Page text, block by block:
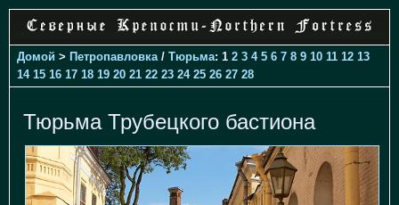
Домой > Петропавловка / Тюрьма: 1 2 3 4 5 6 7 8 9 10 11 12 13
14 15 16 17 18 19 20 21 22 23 24 25 26 27 28
Тюрьма Трубецкого бастиона